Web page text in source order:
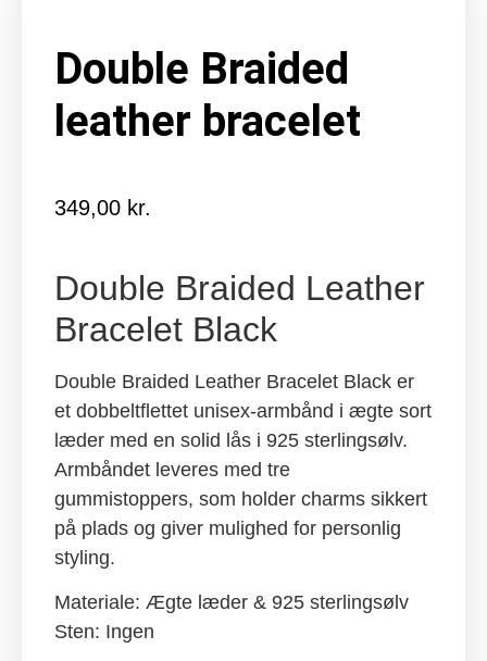
Double Braided
leather bracelet
349,00 kr.
Double Braided Leather
Bracelet Black
Double Braided Leather Bracelet Black er
et dobbeltflettet unisex-armbånd i ægte sort
læder med en solid lås i 925 sterlingsølv.
Armbåndet leveres med tre
gummistoppers, som holder charms sikkert
på plads og giver mulighed for personlig
styling.
Materiale: Ægte læder & 925 sterlingsølv
Sten: Ingen